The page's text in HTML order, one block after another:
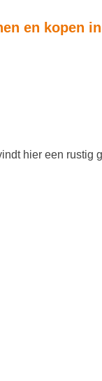
en kopen
hier een rustig